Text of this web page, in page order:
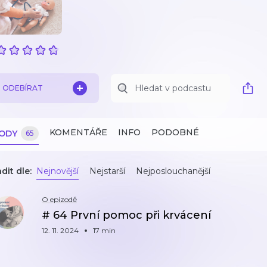
ODEBÍRAT
65 KOMENTÁŘE INFO PODOBNÉ
dle: Nejnovější Nejstarší Nejposlouchanější
O epizodě
# 64 První pomoc při krvácení
12. 11. 2024 17 min